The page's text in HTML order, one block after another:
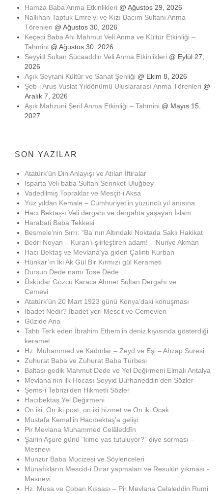
Hamza Baba Anma Etkinlikleri @ Ağustos 29, 2026
Nallıhan Taptuk Emre’yi ve Kızı Bacım Sultanı Anma
Törenleri @ Ağustos 30, 2026
Keçeci Baba Ahi Mahmut Veli Anma ve Kültür Etkinliği –
Tahmini @ Ağustos 30, 2026
Seyyid Sultan Sücaaddin Veli Anma Etkinlikleri @ Eylül 27,
2026
Aşık Seyrani Kültür ve Sanat Şenliği @ Ekim 8, 2026
Şeb-i Arus Vuslat Yıldönümü Uluslararası Anma Törenleri @
Aralık 7, 2026
Aşık Mahzuni Şerif Anma Etkinliği – Tahmini @ Mayıs 15,
2027
SON YAZILAR
Atatürk’ün Din Anlayışı ve Atılan İftiralar
Isparta Veli baba Sultan Serinket-Uluğbey
Vadedilmiş Topraklar ve Mesçit-i Aksa
Yüz yıldan Kemale – Cumhuriyet’in yüzüncü yıl anısına
Hacı Bektaş-ı Veli dergahı ve dergahta yaşayan İslam
Harabati Baba Tekkesi
Besmele’nin Sırrı: “Ba”nın Altındaki Noktada Saklı Hakikat
Bedri Noyan – Kuran’ı şiirleştiren adam! – Nuriye Akman
Hacı Bektaş ve Mevlana’ya giden Çalıntı Kurban
Hünkar’ın İki Ak Gül Bir Kırmızı gül Kerameti
Dursun Dede namı Tose Dede
Üsküdar Gözcü Karaca Ahmet Sultan Dergahı ve
Cemevi
Atatürk’ün 20 Mart 1923 günü Konya’daki konuşması
İbadet Nedir? İbadet yeri Mescit ve Cemevleri
Güzide Ana
Tahtı Terk eden İbrahim Ethem’in deniz kıyısında gösterdiği
keramet
Hz. Muhammed ve Kadınlar – Zeyd ve Eşi – Ahzap Suresi
Zuhurat Baba ve Zuhurat Baba Türbesi
Baltası gedik Mahmut Dede ve Yel Değirmeni Elmalı Antalya
Mevlana’nın ilk Hocası Seyyid Burhaneddin’den Sözler
Şems-i Tebrizi’den Hikmetli Sözler
Hacıbektaş Yel Değirmeni
On iki, On iki post, on iki hizmet ve On iki Ocak
Mustafa Kemal’in Hacıbektaş’a gelişi
Pir Mevlana Muhammed Celâleddîn
Şairin Aşure günü “kime yas tutuluyor?” diye sorması –
Mesnevi
Munzur Baba Mucizesi ve Söylenceleri
Münafıkların Mescid-i Dırar yapmaları ve Resulün yıkması -
Mesnevi
Hz. Musa ve Çoban Kıssası – Pir Mevlana Celaleddin Rumi